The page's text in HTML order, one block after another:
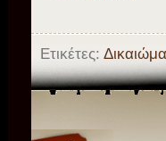
Ετικέτες: